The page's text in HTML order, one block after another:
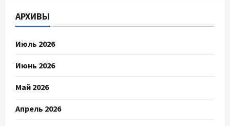
АРХИВЫ
Июль 2026
Июнь 2026
Май 2026
Апрель 2026